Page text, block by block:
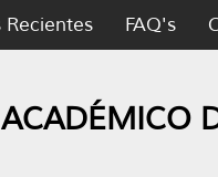
Recientes FAQ's